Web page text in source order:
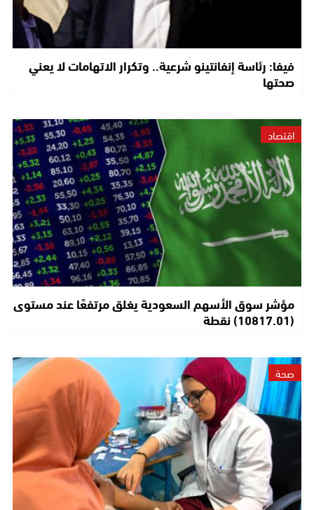
فيفا: رئاسة إنفانتينو شرعية.. وتكرار الاتهامات لا يعني
صحتها
اقتصاد
مؤشر سوق الأسهم السعودية يغلق مرتفعًا عند مستوى
(10817.01) نقطة
صحة